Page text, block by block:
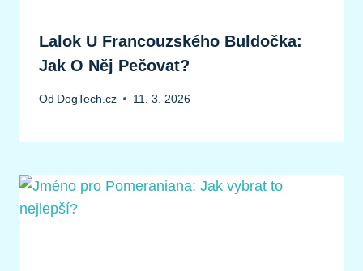
Lalok U Francouzského Buldočka:
Jak O Něj Pečovat?
Od DogTech.cz 11. 3. 2026